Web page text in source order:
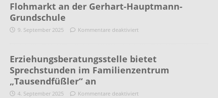
Flohmarkt an der Gerhart-Hauptmann-
Grundschule
9. September 2025 Kommentare deaktiviert
Erziehungsberatungsstelle bietet
Sprechstunden im Familienzentrum
„Tausendfüßler“ an
4. September 2025 Kommentare deaktiviert